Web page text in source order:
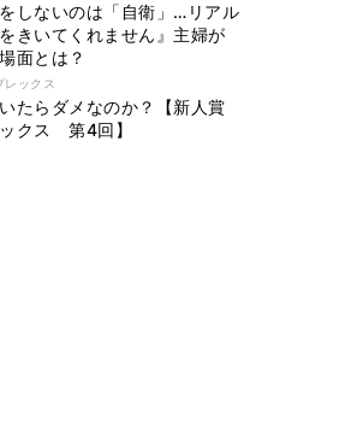
しないのは「自衛」…リアル
をきいてくれません』主婦が
面とは？
レックス
たらダメなのか？【新人賞
クス 第4回】